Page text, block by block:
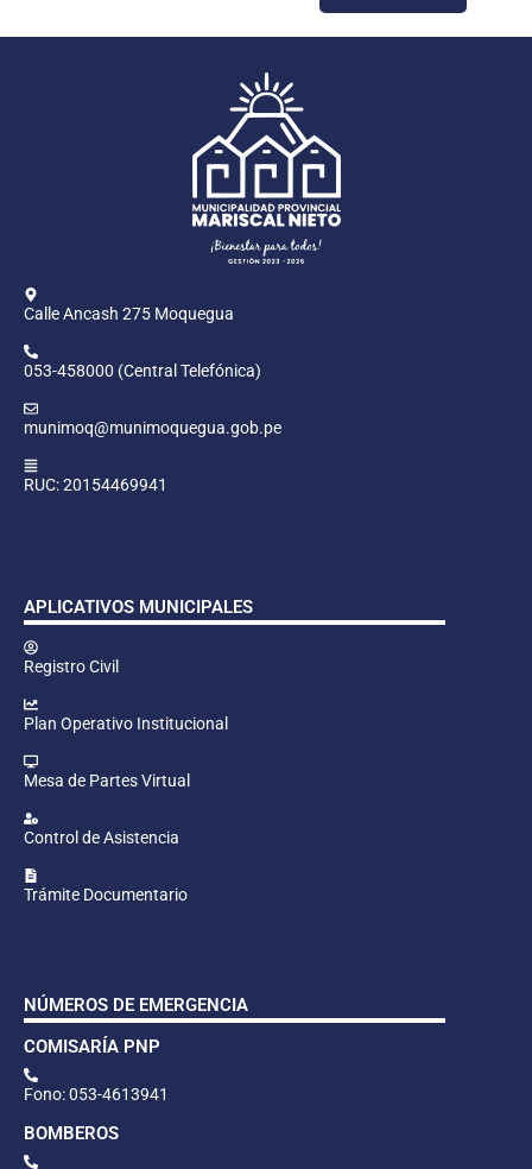
Calle Ancash 275 Moquegua
053-458000 (Central Telefónica)
munimoq@munimoquegua.gob.pe
RUC: 20154469941
APLICATIVOS MUNICIPALES
Registro Civil
Plan Operativo Institucional
Mesa de Partes Virtual
Control de Asistencia
Trámite Documentario
NÚMEROS DE EMERGENCIA
COMISARÍA PNP
Fono: 053-4613941
BOMBEROS